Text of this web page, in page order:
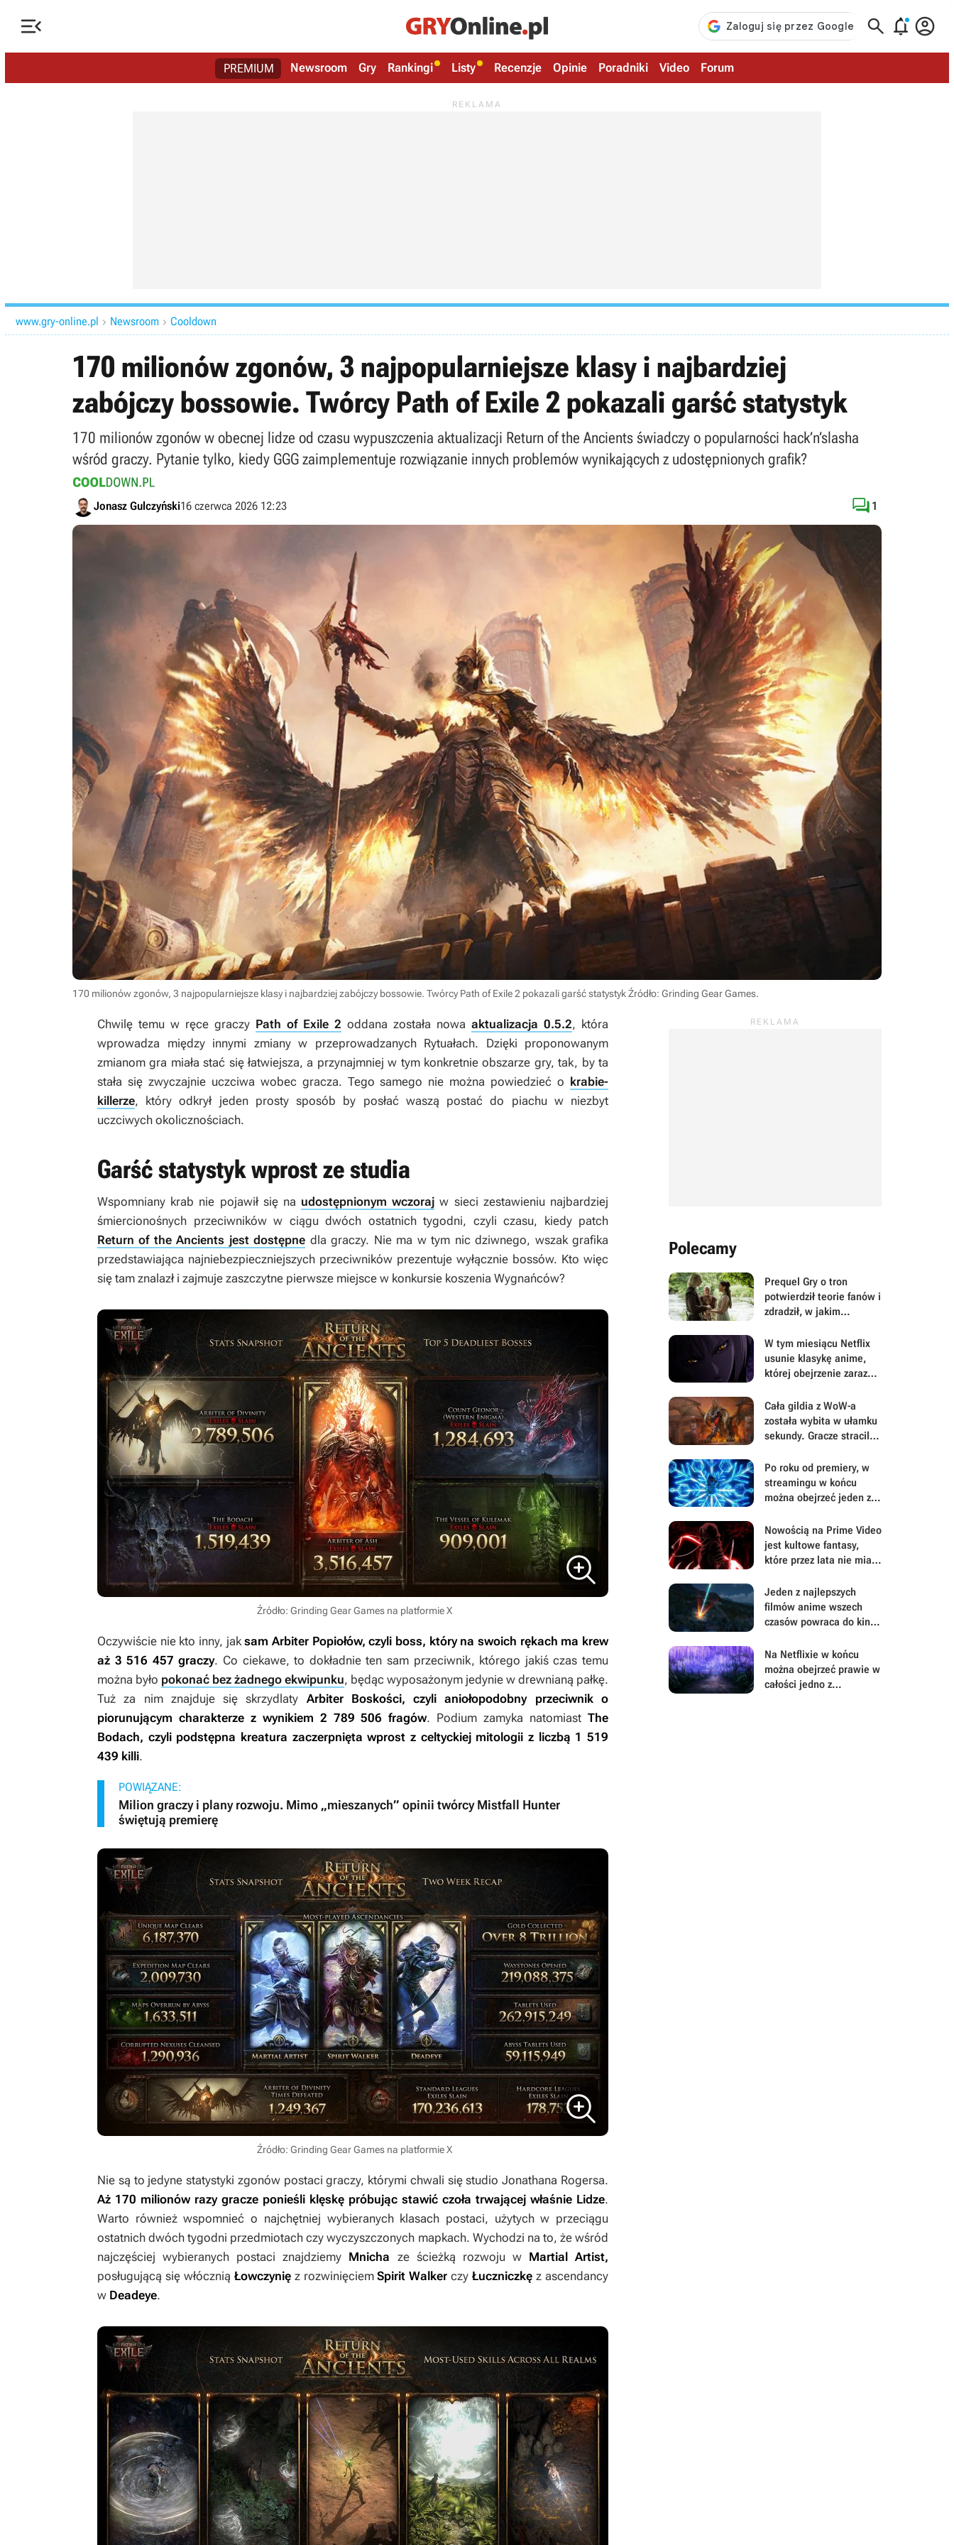
   
PREMIUM Newsroom Gry Rankingi Listy Recenzje Opinie Poradniki Video Forum
www.gry-online.pl  Newsroom  Cooldown
170 milionów zgonów, 3 najpopularniejsze klasy i najbardziej
zabójczy bossowie. Twórcy Path of Exile 2 pokazali garść statystyk
170 milionów zgonów w obecnej lidze od czasu wypuszczenia aktualizacji Return of the Ancients świadczy o popularności hack’n’slasha
wśród graczy. Pytanie tylko, kiedy GGG zaimplementuje rozwiązanie innych problemów wynikających z udostępnionych grafik?
Jonasz Gulczyński16 czerwca 2026 12:23  1
170 milionów zgonów, 3 najpopularniejsze klasy i najbardziej zabójczy bossowie. Twórcy Path of Exile 2 pokazali garść statystykŹródło: Grinding Gear Games.
Chwilę temu w ręce graczy Path of Exile 2 oddana została nowa aktualizacja 0.5.2, która
wprowadza między innymi zmiany w przeprowadzanych Rytuałach. Dzięki proponowanym
zmianom gra miała stać się łatwiejsza, a przynajmniej w tym konkretnie obszarze gry, tak, by ta
stała się zwyczajnie uczciwa wobec gracza. Tego samego nie można powiedzieć o krabie-
killerze, który odkrył jeden prosty sposób by posłać waszą postać do piachu w niezbyt
uczciwych okolicznościach.
Garść statystyk wprost ze studia
Wspomniany krab nie pojawił się na udostępnionym wczoraj w sieci zestawieniu najbardziej
śmiercionośnych przeciwników w ciągu dwóch ostatnich tygodni, czyli czasu, kiedy patch
Return of the Ancients jest dostępne dla graczy. Nie ma w tym nic dziwnego, wszak grafika
przedstawiająca najniebezpieczniejszych przeciwników prezentuje wyłącznie bossów. Kto więc
się tam znalazł i zajmuje zaszczytne pierwsze miejsce w konkursie koszenia Wygnańców?
Źródło: Grinding Gear Games na platformie X
Oczywiście nie kto inny, jaksam Arbiter Popiołów, czyli boss, który na swoich rękach ma krew
aż 3 516 457 graczy. Co ciekawe, to dokładnie ten sam przeciwnik, którego jakiś czas temu
można było pokonać bez żadnego ekwipunku, będąc wyposażonym jedynie w drewnianą pałkę.
Tuż za nim znajduje się skrzydlaty Arbiter Boskości, czyli aniołopodobny przeciwnik o
piorunującym charakterze z wynikiem 2 789 506 fragów. Podium zamyka natomiastThe
Bodach, czyli podstępna kreatura zaczerpnięta wprost z celtyckiej mitologii z liczbą 1 519
439 killi.
POWIĄZANE:
Milion graczy i plany rozwoju. Mimo „mieszanych” opinii twórcy Mistfall Hunter
świętują premierę
Źródło: Grinding Gear Games na platformie X
Nie są to jedyne statystyki zgonów postaci graczy, którymi chwali się studio Jonathana Rogersa.
Aż 170 milionów razy gracze ponieśli klęskę próbując stawić czoła trwającej właśnie Lidze.
Warto również wspomnieć o najchętniej wybieranych klasach postaci, użytych w przeciągu
ostatnich dwóch tygodni przedmiotach czy wyczyszczonych mapkach. Wychodzi na to, że wśród
najczęściej wybieranych postaci znajdziemy Mnicha ze ścieżką rozwoju w Martial Artist,
posługującą się włócznią Łowczynię z rozwinięciemSpirit WalkerczyŁuczniczkęz ascendancy
w Deadeye.
Polecamy
Prequel Gry o tron
potwierdził teorie fanów i
zdradził, w jakim
zakończenie serii książek
W tym miesiącu Netflix
usunie klasykę anime,
której obejrzenie zaraz
Cała gildia z WoW-a
została wybita w ułamku
sekundy. Gracze stracili
zastanawiają się czy to
ich błąd, czy bug
Po roku od premiery, w
streamingu w końcu
można obejrzeć jeden z
fantasy 2025 roku
Nowością na Prime Video
jest kultowe fantasy,
które przez lata nie miało
Jeden z najlepszych
filmów anime wszech
czasów powraca do kin.
który został przebity tylko
przez Demon Slayera
Na Netflixie w końcu
można obejrzeć prawie w
całości jedno z